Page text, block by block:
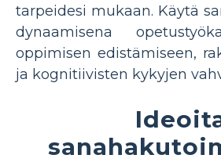
tarpeidesi mukaan. Käytä
dynaamisena
oppimisen edistämiseen,
ja kognitiivisten kykyjen